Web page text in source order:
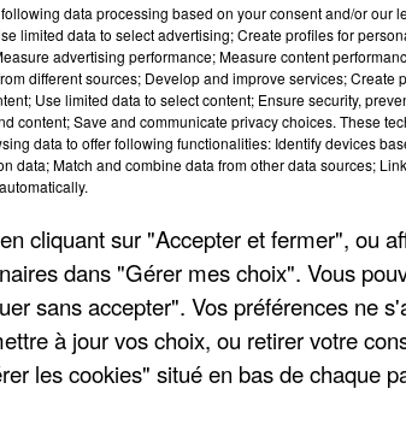
quinquagénaire n'a pas cherché à
faire pousser uniquement pour son
de soulager ses douleurs.
répondre de ce délit devant la
data processing based on your consent and/or our
limited data to select advertising; Create profiles for
advertising performance; Measure content
different sources; Develop and improve services; Create
Use limited data to select content; Ensure security,
content; Save and communicate privacy choices. These
data to offer following functionalities: Identify devices
data; Match and combine data from other data sources;
cliquant sur "Accepter et fermer", ou
dans "Gérer mes choix". Vous
sans accepter". Vos préférences ne
à jour vos choix, ou retirer votre
les cookies" situé en bas de chaque